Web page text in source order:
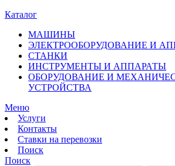
Каталог
МАШИНЫ
ЭЛЕКТРООБОРУДОВАНИЕ И
СТАНКИ
ИНСТРУМЕНТЫ И АППАРАТЫ
ОБОРУДОВАНИЕ И
УСТРОЙСТВА
Меню
Услуги
Контакты
Ставки на перевозки
Поиск
Поиск